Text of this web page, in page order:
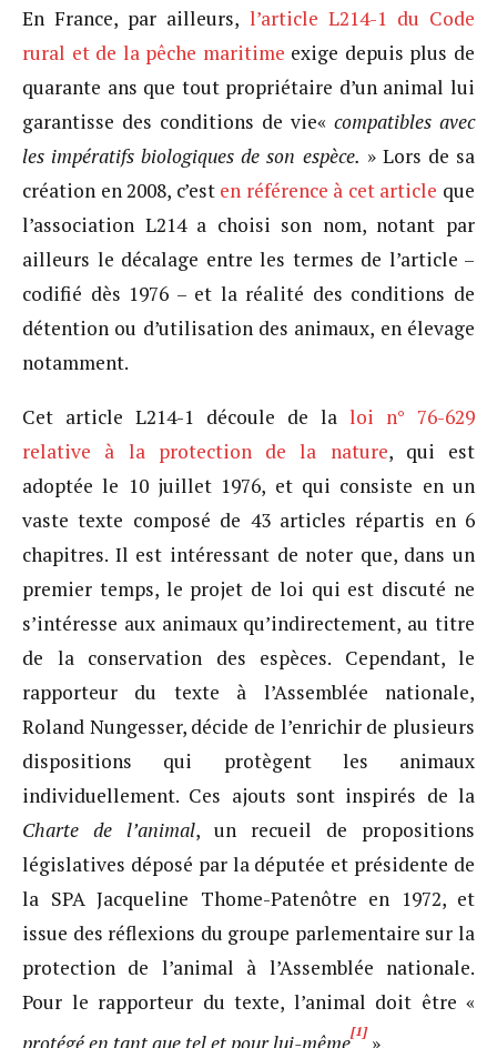
En France, par ailleurs, l’article L214-1 du Code
rural et de la pêche maritime exige depuis plus de
quarante ans que tout propriétaire d’un animal lui
garantisse des conditions de vie« compatibles avec
les impératifs biologiques de son espèce. » Lors de sa
création en 2008, c’est en référence à cet article que
l’association L214 a choisi son nom, notant par
ailleurs le décalage entre les termes de l’article –
codifié dès 1976 – et la réalité des conditions de
détention ou d’utilisation des animaux, en élevage
notamment.
Cet article L214-1 découle de la loi n° 76-629
relative à la protection de la nature, qui est
adoptée le 10 juillet 1976, et qui consiste en un
vaste texte composé de 43 articles répartis en 6
chapitres. Il est intéressant de noter que, dans un
premier temps, le projet de loi qui est discuté ne
s’intéresse aux animaux qu’indirectement, au titre
de la conservation des espèces. Cependant, le
rapporteur du texte à l’Assemblée nationale,
Roland Nungesser, décide de l’enrichir de plusieurs
dispositions qui protègent les animaux
individuellement. Ces ajouts sont inspirés de la
Charte de l’animal, un recueil de propositions
législatives déposé par la députée et présidente de
la SPA Jacqueline Thome-Patenôtre en 1972, et
issue des réflexions du groupe parlementaire sur la
protection de l’animal à l’Assemblée nationale.
Pour le rapporteur du texte, l’animal doit être «
protégé en tant que tel et pour lui-même[1] ».